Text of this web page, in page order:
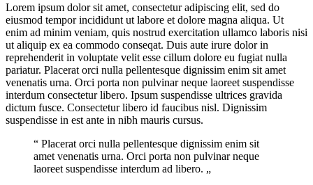
Lorem ipsum dolor sit amet, consectetur adipiscing elit, sed do
eiusmod tempor incididunt ut labore et dolore magna aliqua. Ut
enim ad minim veniam, quis nostrud exercitation ullamco laboris nisi
ut aliquip ex ea commodo conseqat. Duis aute irure dolor in
reprehenderit in voluptate velit esse cillum dolore eu fugiat nulla
pariatur. Placerat orci nulla pellentesque dignissim enim sit amet
venenatis urna. Orci porta non pulvinar neque laoreet suspendisse
interdum consectetur libero. Ipsum suspendisse ultrices gravida
dictum fusce. Consectetur libero id faucibus nisl. Dignissim
suspendisse in est ante in nibh mauris cursus.
“ Placerat orci nulla pellentesque dignissim enim sit
amet venenatis urna. Orci porta non pulvinar neque
laoreet suspendisse interdum ad libero. „